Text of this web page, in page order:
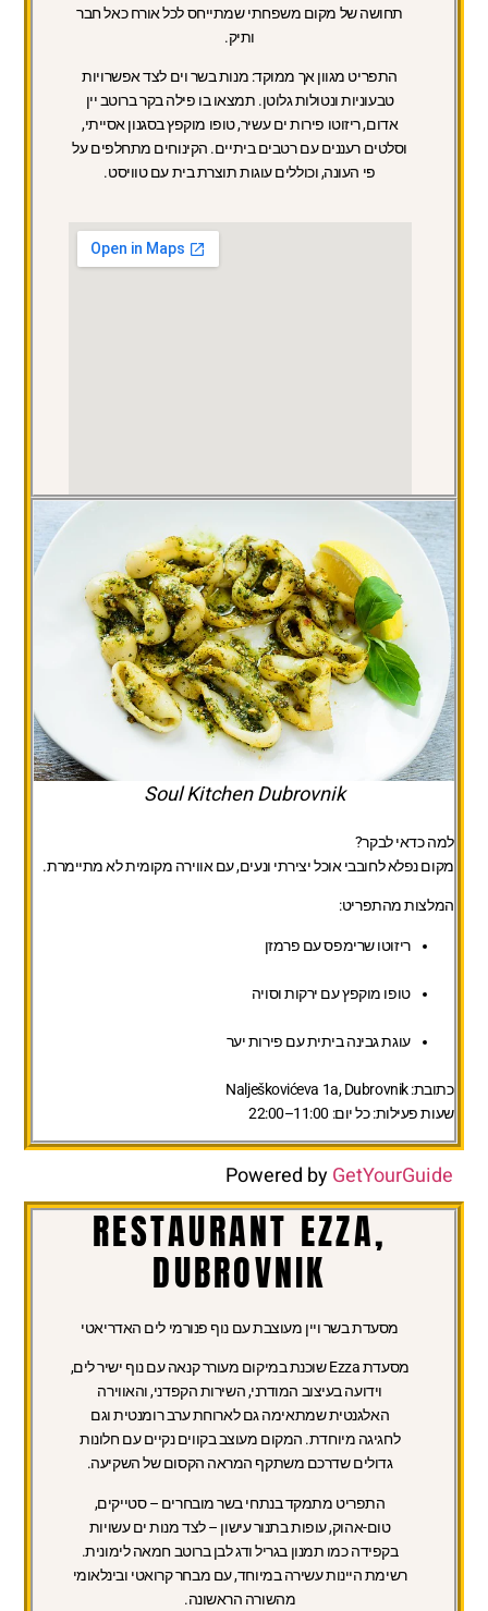
תחושה של מקום משפחתי שמתייחס לכל אורח כאל חבר
ותיק.
התפריט מגוון אך ממוקד: מנות בשר וים לצד אפשרויות
טבעוניות ונטולות גלוטן. תמצאו בו פילה בקר ברוטב יין
אדום, ריזוטו פירות ים עשיר, טופו מוקפץ בסגנון אסייתי,
וסלטים רעננים עם רטבים ביתיים. הקינוחים מתחלפים על
פי העונה, וכוללים עוגות תוצרת בית עם טוויסט.
Soul Kitchen Dubrovnik
למה כדאי לבקר?
מקום נפלא לחובבי אוכל יצירתי ונעים, עם אווירה מקומית לא מתיימרת.
המלצות מהתפריט:
ריזוטו שרימפס עם פרמזן
טופו מוקפץ עם ירקות וסויה
עוגת גבינה ביתית עם פירות יער
כתובת:Nalješkovićeva 1a, Dubrovnik
שעות פעילות:כל יום: 11:00–22:00
Powered byGetYourGuide
RESTAURANT EZZA,
DUBROVNIK
מסעדת בשר ויין מעוצבת עם נוף פנורמי לים האדריאטי
מסעדת Ezza שוכנת במיקום מעורר קנאה עם נוף ישיר לים,
וידועה בעיצוב המודרני, השירות הקפדני, והאווירה
האלגנטית שמתאימה גם לארוחת ערב רומנטית וגם
לחגיגה מיוחדת. המקום מעוצב בקווים נקיים עם חלונות
גדולים שדרכם משתקף המראה הקסום של השקיעה.
התפריט מתמקד בנתחי בשר מובחרים – סטייקים,
טום-אהוק, עופות בתנור עישון – לצד מנות ים עשויות
בקפידה כמו תמנון בגריל ודג לבן ברוטב חמאה לימונית.
רשימת היינות עשירה במיוחד, עם מבחר קרואטי ובינלאומי
מהשורה הראשונה.